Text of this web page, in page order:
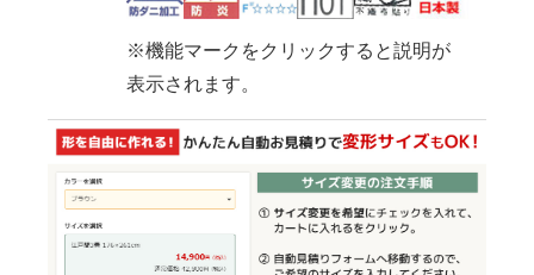
※機能マークをクリックすると説明が
表示されます。